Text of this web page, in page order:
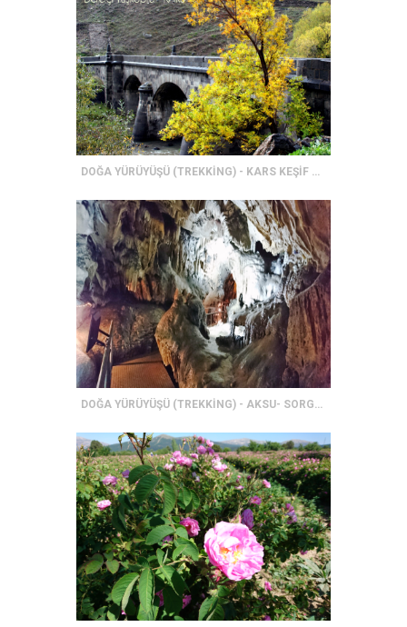
DOĞA YÜRÜYÜŞÜ (TREKKİNG) - KARS KEŞİF ROTASI
DOĞA YÜRÜYÜŞÜ (TREKKİNG) - AKSU- SORGUN BARAJI YÜRÜYÜŞ PARKURU